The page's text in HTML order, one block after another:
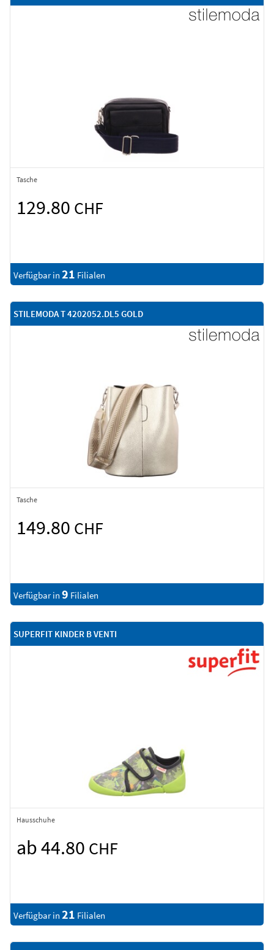
Tasche
129.80 CHF
Verfügbar in 21 Filialen
STILEMODA T 4202052.DL5 GOLD
Tasche
149.80 CHF
Verfügbar in 9 Filialen
SUPERFIT KINDER B VENTI
Hausschuhe
ab 44.80 CHF
Verfügbar in 21 Filialen